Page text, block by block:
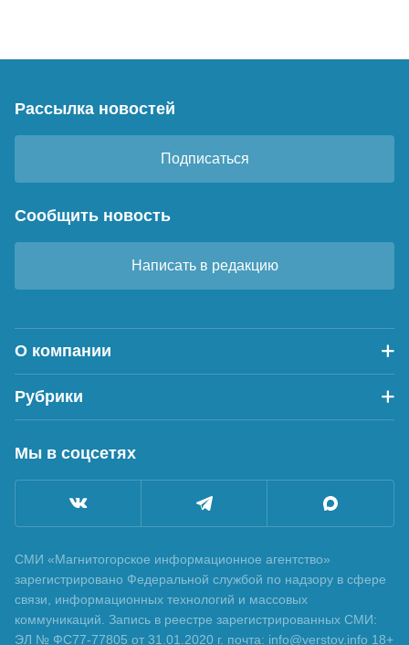
Рассылка новостей
Подписаться
Сообщить новость
Написать в редакцию
О компании
Рубрики
Мы в соцсетях
СМИ «Магнитогорское информационное агентство»
зарегистрировано Федеральной службой по надзору в сфере
связи, информационных технологий и массовых
коммуникаций. Запись в реестре зарегистрированных СМИ:
ЭЛ № ФС77-77805 от 31.01.2020 г. почта: info@verstov.info 18+